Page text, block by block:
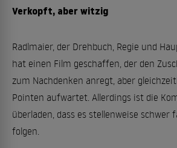
Verkopft, aber witzig
Radlmaier, der Drehbuch, Regie und
hat einen Film geschaffen, der den
zum Nachdenken anregt, aber
Pointen aufwartet. Allerdings ist die
überladen, dass es stellenweise schwer
folgen.